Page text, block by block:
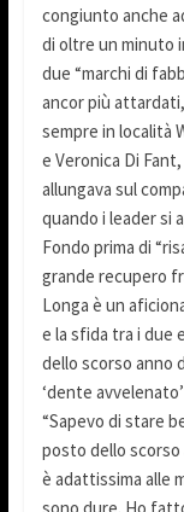
congiunto anche
di oltre un minuto
due “marchi di
ancor più
sempre in località
e Veronica Di
allungava sul
quando i leader si
Fondo prima di
grande recupero
Longa è un
e la sfida tra i due
dello scorso anno
‘dente
“Sapevo di stare
posto dello scorso
è adattissima alle